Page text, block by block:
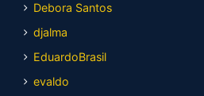
Debora Santos
djalma
EduardoBrasil
evaldo